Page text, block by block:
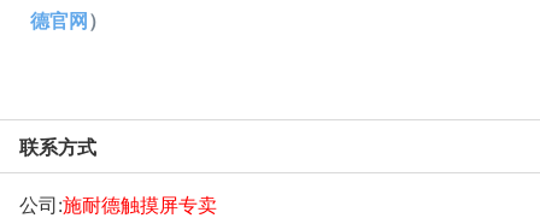
德官网）
联系方式
公司:施耐德触摸屏专卖